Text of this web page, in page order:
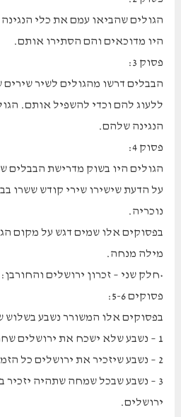
הגולים שהביאו עמם את כלי
היו מדוכאים והם הסתירו אותם.
פסוק 3:
הבבלים דרשו מהגולים לשיר שירים
ללעוג להם וכדי להשפיל אותם.
הנגינה שלהם.
פסוק 4:
הגולים היו בשוק מדרישת הבבלים
על הדעת שישירו שירי קודש ששרו
נוכריה.
בפסוקים אלו שמים דגש על מקום
מילה מנחה.
•חלק שני – זכרון ירושלים והחורבן:
פסוקים 5-6:
בפסוקים אלו המשורר נשבע בשלוש
1 – נשבע שלא ישכח את ירושלים שחרבה אף פעם.
2 – נשבע שיזכיר את ירושלים כל הזמן.
3 – נשבע שבכל שמחה שתהיה יזכיר
ירושלים.